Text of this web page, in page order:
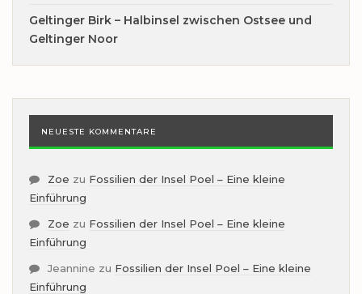
Geltinger Birk – Halbinsel zwischen Ostsee und
Geltinger Noor
NEUESTE KOMMENTARE
Zoe zu Fossilien der Insel Poel – Eine kleine
Einführung
Zoe zu Fossilien der Insel Poel – Eine kleine
Einführung
Jeannine zu Fossilien der Insel Poel – Eine kleine
Einführung